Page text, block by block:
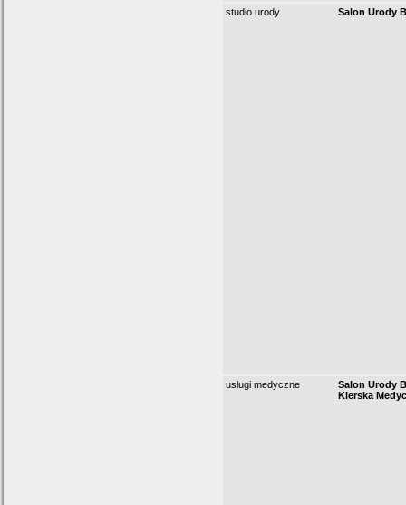
studio urody Salon Urody
usługi medyczne
Salon Urody
Kierska